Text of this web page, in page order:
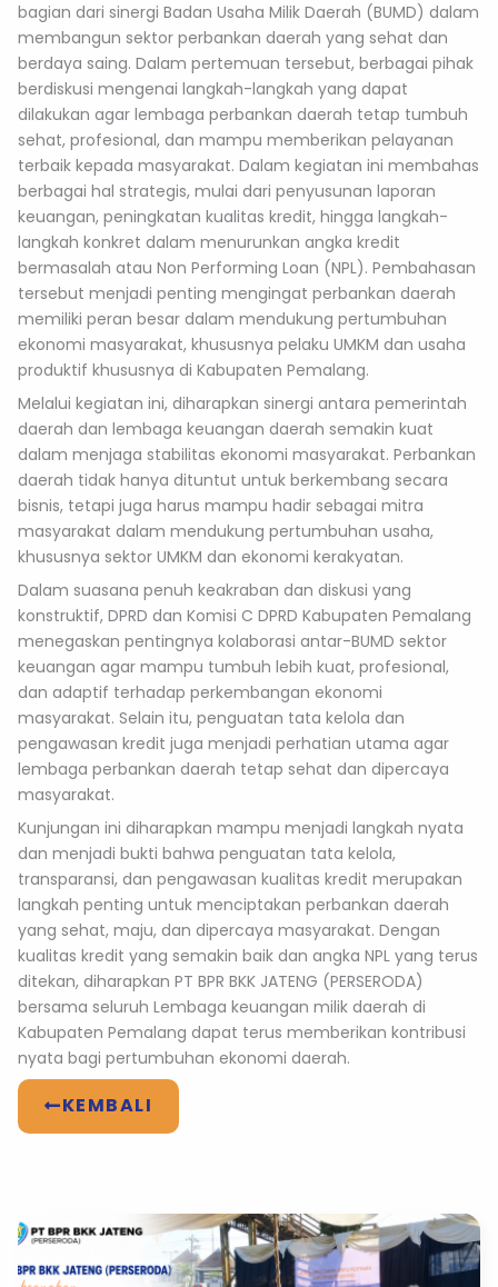
bagian dari sinergi Badan Usaha Milik Daerah (BUMD) dalam
membangun sektor perbankan daerah yang sehat dan
berdaya saing. Dalam pertemuan tersebut, berbagai pihak
berdiskusi mengenai langkah-langkah yang dapat
dilakukan agar lembaga perbankan daerah tetap tumbuh
sehat, profesional, dan mampu memberikan pelayanan
terbaik kepada masyarakat. Dalam kegiatan ini membahas
berbagai hal strategis, mulai dari penyusunan laporan
keuangan, peningkatan kualitas kredit, hingga langkah-
langkah konkret dalam menurunkan angka kredit
bermasalah atau Non Performing Loan (NPL). Pembahasan
tersebut menjadi penting mengingat perbankan daerah
memiliki peran besar dalam mendukung pertumbuhan
ekonomi masyarakat, khususnya pelaku UMKM dan usaha
produktif khususnya di Kabupaten Pemalang.
Melalui kegiatan ini, diharapkan sinergi antara pemerintah
daerah dan lembaga keuangan daerah semakin kuat
dalam menjaga stabilitas ekonomi masyarakat. Perbankan
daerah tidak hanya dituntut untuk berkembang secara
bisnis, tetapi juga harus mampu hadir sebagai mitra
masyarakat dalam mendukung pertumbuhan usaha,
khususnya sektor UMKM dan ekonomi kerakyatan.
Dalam suasana penuh keakraban dan diskusi yang
konstruktif, DPRD dan Komisi C DPRD Kabupaten Pemalang
menegaskan pentingnya kolaborasi antar-BUMD sektor
keuangan agar mampu tumbuh lebih kuat, profesional,
dan adaptif terhadap perkembangan ekonomi
masyarakat. Selain itu, penguatan tata kelola dan
pengawasan kredit juga menjadi perhatian utama agar
lembaga perbankan daerah tetap sehat dan dipercaya
masyarakat.
Kunjungan ini diharapkan mampu menjadi langkah nyata
dan menjadi bukti bahwa penguatan tata kelola,
transparansi, dan pengawasan kualitas kredit merupakan
langkah penting untuk menciptakan perbankan daerah
yang sehat, maju, dan dipercaya masyarakat. Dengan
kualitas kredit yang semakin baik dan angka NPL yang terus
ditekan, diharapkan PT BPR BKK JATENG (PERSERODA)
bersama seluruh Lembaga keuangan milik daerah di
Kabupaten Pemalang dapat terus memberikan kontribusi
nyata bagi pertumbuhan ekonomi daerah.
KEMBALI